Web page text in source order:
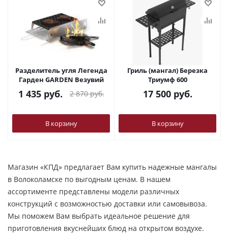
Разделитель угля Легенда
Гарден GARDEN Везувий
1 435руб. 2 870руб.
В корзину
Гриль (мангал) Березка
Триумф 600
17 500руб.
В корзину
Магазин «КПД» предлагает Вам купить надежные мангалы
в Волоколамске по выгодным ценам. В нашем
ассортименте представлены модели различных
конструкций с возможностью доставки или самовывоза.
Мы поможем Вам выбрать идеальное решение для
приготовления вкуснейших блюд на открытом воздухе.